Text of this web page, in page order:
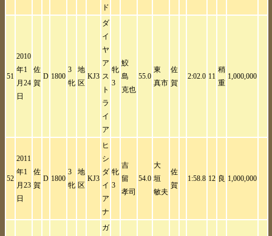
ド
51
2010
年1
月24
日
佐
賀
D 1800
3
牝
地
区
KJ3
ダ
イ
ヤ
ア
ス
ト
ラ
イ
ア
牝
3
鮫
島
克也
55.0
東
真市
佐
賀
2:02.0 11
稍
重
1,000,000
52
2011
年1
月23
日
佐
賀
D 1800
3
牝
地
区
KJ3
ヒ
シ
ダ
イ
ア
ナ
牝
3
吉
留
孝司
54.0
大
垣
敏夫
佐
賀
1:58.8 12 良 1,000,000
ガ